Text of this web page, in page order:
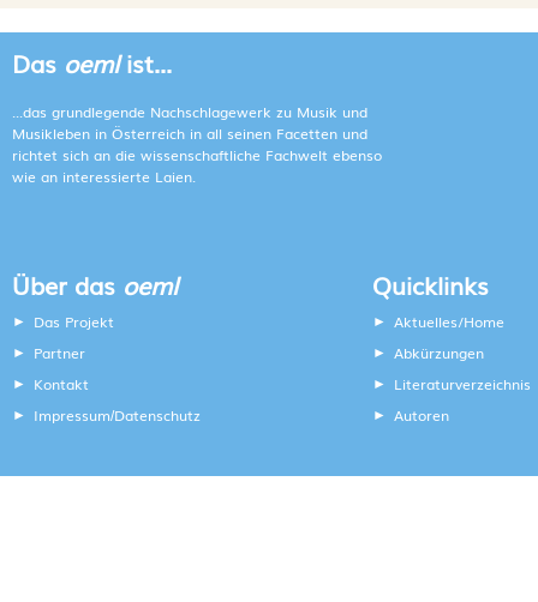
Das oemlist...
...das grundlegende Nachschlagewerk zu Musik und
Musikleben in Österreich in all seinen Facetten und
richtet sich an die wissenschaftliche Fachwelt ebenso
wie an interessierte Laien.
Über das oeml
Das Projekt
Partner
Kontakt
Impressum/Datenschutz
Quicklinks
Aktuelles/Home
Abkürzungen
Literaturverzeichnis
Autoren